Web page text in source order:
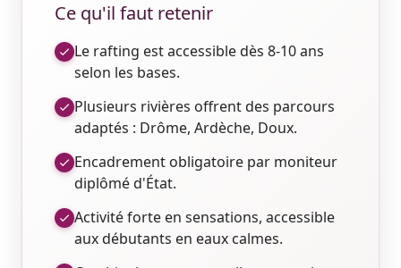
Ce qu'il faut retenir
Le rafting est accessible dès 8-10 ans
selon les bases.
Plusieurs rivières offrent des parcours
adaptés : Drôme, Ardèche, Doux.
Encadrement obligatoire par moniteur
diplômé d'État.
Activité forte en sensations, accessible
aux débutants en eaux calmes.